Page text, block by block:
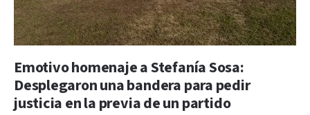
Emotivo homenaje a Stefanía Sosa:
Desplegaron una bandera para pedir
justicia en la previa de un partido